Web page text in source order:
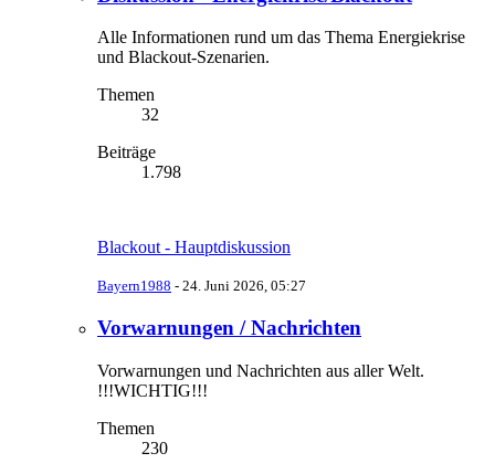
Alle Informationen rund um das Thema Energiekrise
und Blackout-Szenarien.
Themen
32
Beiträge
1.798
Blackout - Hauptdiskussion
Bayern1988 - 24. Juni 2026, 05:27
Vorwarnungen / Nachrichten
Vorwarnungen und Nachrichten aus aller Welt.
!!!WICHTIG!!!
Themen
230